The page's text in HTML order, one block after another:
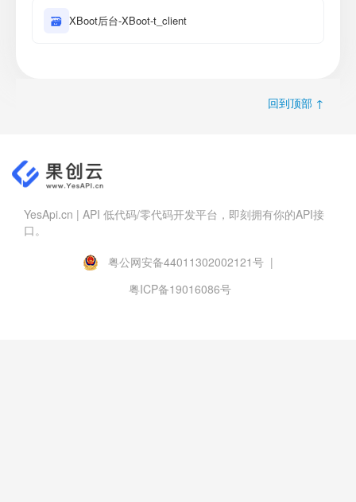
🗃 XBoot后台-XBoot-t_client
回到顶部 ↑
YesApi.cn | API 低代码/零代码开发平台，即刻拥有你的API接
口。
粤公网安备44011302002121号 |
粤ICP备19016086号